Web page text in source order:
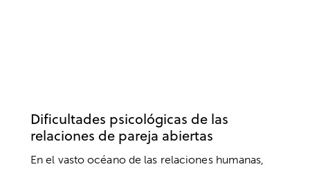
Dificultades psicológicas de las
relaciones de pareja abiertas
En el vasto océano de las relaciones humanas,